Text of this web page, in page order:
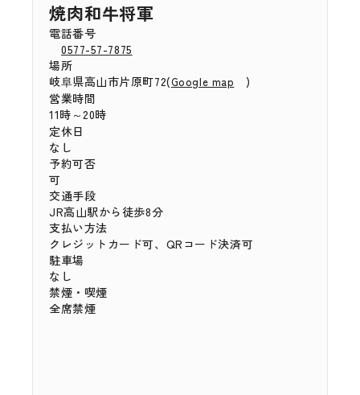
焼肉和牛将軍
電話番号
0577-57-7875
場所
岐⾩県高山市片原町72(Google map
)
営業時間
11時～20時
定休日
なし
予約可否
可
交通手段
JR高山駅から徒歩8分
支払い方法
クレジットカード可、QRコード決済可
駐車場
なし
禁煙・喫煙
全席禁煙